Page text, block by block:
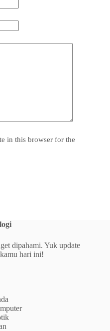
in this browser for the
dipahami. Yuk update
hari ini!